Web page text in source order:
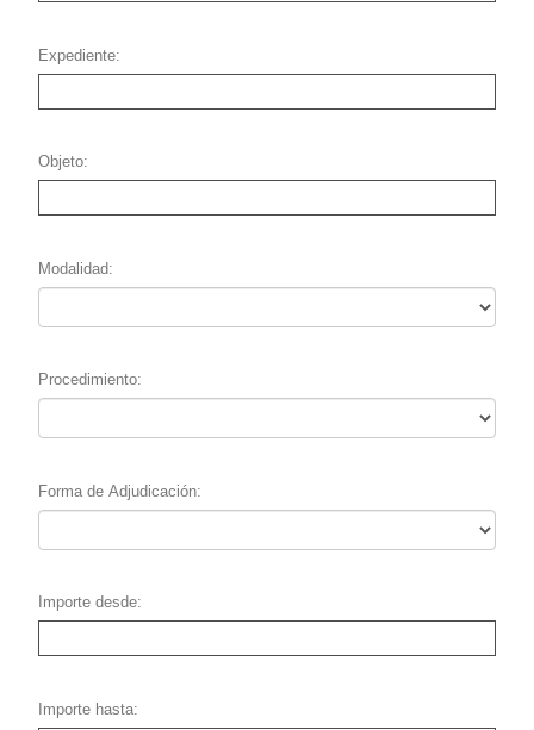
Expediente
Objeto
Modalidad
Procedimiento
Forma de Adjudicación
Importe desde
Importe hasta